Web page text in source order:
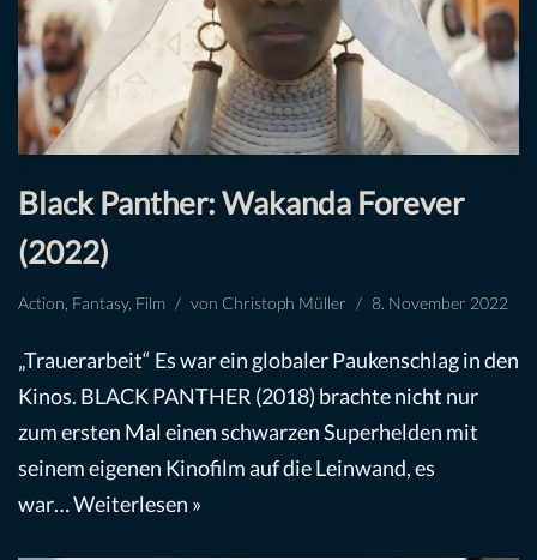
Black Panther: Wakanda Forever
(2022)
Action Fantasy, Film von Christoph Müller 8. November 2022
„Trauerarbeit“ Es war ein globaler Paukenschlag in den
Kinos. BLACK PANTHER (2018) brachte nicht nur
zum ersten Mal einen schwarzen Superhelden mit
seinem eigenen Kinofilm auf die Leinwand, es
war…Weiterlesen »